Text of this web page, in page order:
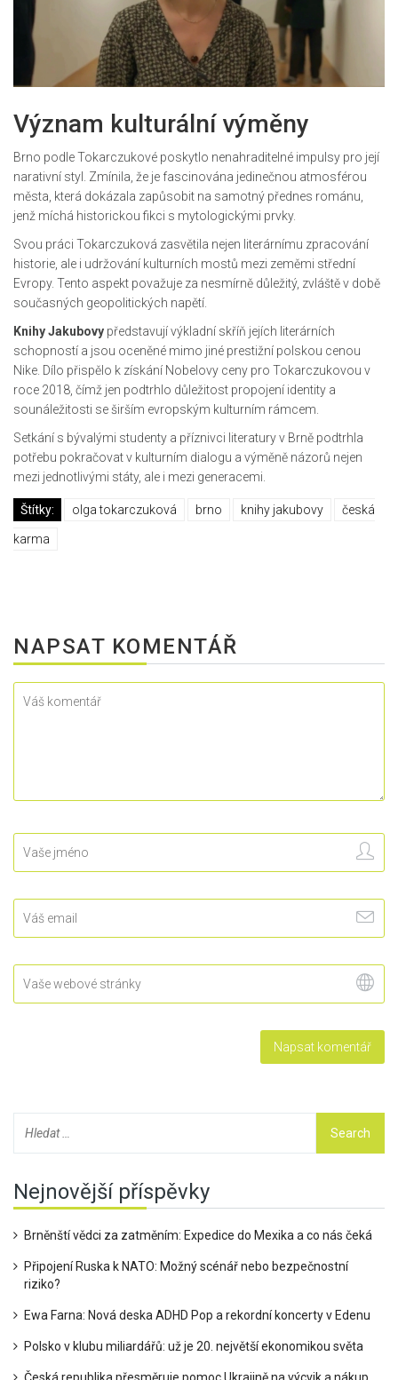
Význam kulturální výměny
Brno podle Tokarczukové poskytlo nenahraditelné impulsy pro její
narativní styl. Zmínila, že je fascinována jedinečnou atmosférou
města, která dokázala zapůsobit na samotný přednes románu,
jenž míchá historickou fikci s mytologickými prvky.
Svou práci Tokarczuková zasvětila nejen literárnímu zpracování
historie, ale i udržování kulturních mostů mezi zeměmi střední
Evropy. Tento aspekt považuje za nesmírně důležitý, zvláště v době
současných geopolitických napětí.
Knihy Jakubovy představují výkladní skříň jejích literárních
schopností a jsou oceněné mimo jiné prestižní polskou cenou
Nike. Dílo přispělo k získání Nobelovy ceny pro Tokarczukovou v
roce 2018, čímž jen podtrhlo důležitost propojení identity a
sounáležitosti se širším evropským kulturním rámcem.
Setkání s bývalými studenty a příznivci literatury v Brně podtrhla
potřebu pokračovat v kulturním dialogu a výměně názorů nejen
mezi jednotlivými státy, ale i mezi generacemi.
Štítky: olga tokarczuková brno knihy jakubovy česká
karma
NAPSAT KOMENTÁŘ
Nejnovější příspěvky
Brněnští vědci za zatměním: Expedice do Mexika a co nás čeká
Připojení Ruska k NATO: Možný scénář nebo bezpečnostní
riziko?
Ewa Farna: Nová deska ADHD Pop a rekordní koncerty v Edenu
Polsko v klubu miliardářů: už je 20. největší ekonomikou světa